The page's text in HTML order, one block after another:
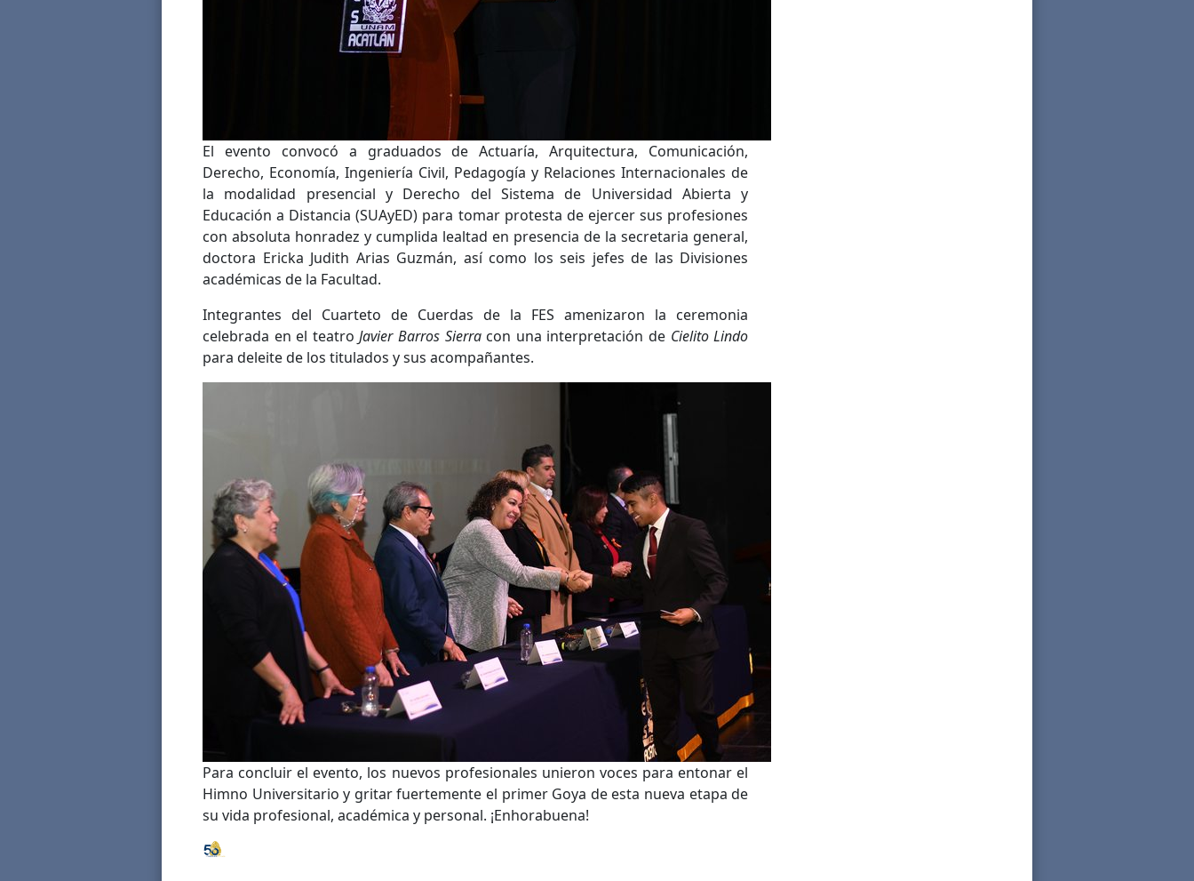
El evento convocó a graduados de Actuaría, Arquitectura, Comunicación,
Derecho, Economía, Ingeniería Civil, Pedagogía y Relaciones Internacionales de
la modalidad presencial y Derecho del Sistema de Universidad Abierta y
Educación a Distancia (SUAyED) para tomar protesta de ejercer sus profesiones
con absoluta honradez y cumplida lealtad en presencia de la secretaria general,
doctora Ericka Judith Arias Guzmán, así como los seis jefes de las Divisiones
académicas de la Facultad.
Integrantes del Cuarteto de Cuerdas de la FES amenizaron la ceremonia
celebrada en el teatroJavier Barros Sierracon una interpretación de Cielito Lindo
para deleite de los titulados y sus acompañantes.
Para concluir el evento, los nuevos profesionales unieron voces para entonar el
Himno Universitario y gritar fuertemente el primer Goya de esta nueva etapa de
su vida profesional, académica y personal. ¡Enhorabuena!